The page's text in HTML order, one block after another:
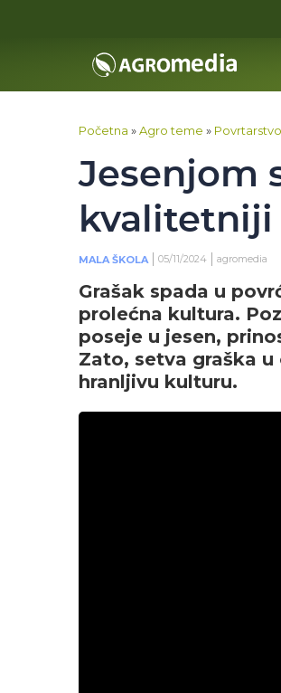
Početna »Agro teme » Povrtarstvo
Jesenjom
kvalitetniji
MALA ŠKOLA 05/11/2024 agromedia
Grašak spada u
prolećna kultura.
poseje u jesen,
Zato, setva graška
hranljivu kulturu.